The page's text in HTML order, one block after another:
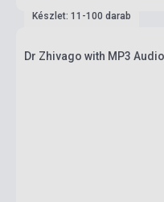
Készlet: 11-100 darab
Dr Zhivago with MP3